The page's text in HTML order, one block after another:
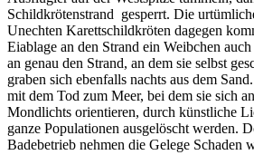
Schildkrötenstrand gesperrt. Die
Unechten Karettschildkröten dagegen
Eiablage an den Strand ein Weibchen
an genau den Strand, an dem sie selbst
graben sich ebenfalls nachts aus dem
mit dem Tod zum Meer, bei dem sie sich
Mondlichts orientieren, durch künstliche
ganze Populationen ausgelöscht werden.
Badebetrieb nehmen die Gelege Schaden